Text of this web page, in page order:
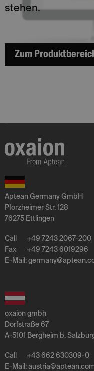
stehen.
Zum
Aptean Germany GmbH
Pforzheimer Str. 128
76275 Ettlingen
Call
+49 7243 2067-200
Fax
+49 7243 6019296
E-Mail: germany@aptean.
oxaion gmbh
Dorfstraße 67
A-5101 Bergheim b.
Call
+43 662 630309-0
E-Mail: austria@aptean.com